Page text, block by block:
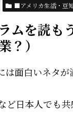
■アメリカ生活・豆
ムを読も
？）
面白いネタが
ど日本人でも共